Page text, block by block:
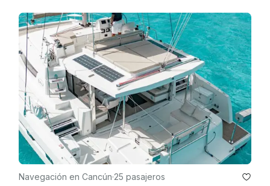
Navegación en Cancún·25 pasajeros